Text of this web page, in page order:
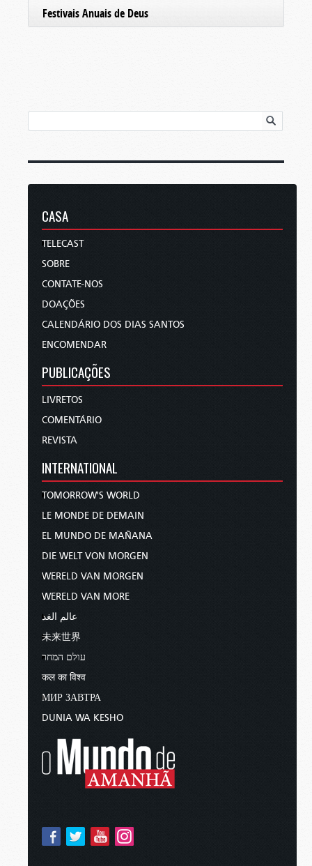
Festivais Anuais de Deus
CASA
TELECAST
SOBRE
CONTATE-NOS
DOAÇÕES
CALENDÁRIO DOS DIAS SANTOS
ENCOMENDAR
PUBLICAÇÕES
LIVRETOS
COMENTÁRIO
REVISTA
INTERNATIONAL
TOMORROW'S WORLD
LE MONDE DE DEMAIN
EL MUNDO DE MAÑANA
DIE WELT VON MORGEN
WERELD VAN MORGEN
WERELD VAN MORE
عالم الغد
未来世界
עולם המחר
कल का विश्व
МИР ЗАВТРА
DUNIA WA KESHO